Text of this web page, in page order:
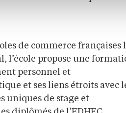
de commerce françaises
l’école propose une
personnel et
et ses liens étroits avec
uniques de stage et